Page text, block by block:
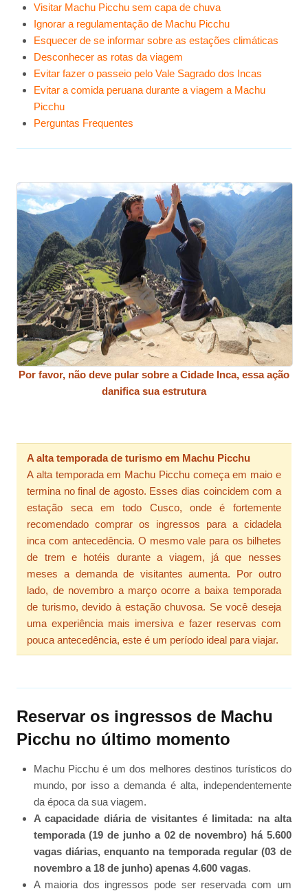
Visitar Machu Picchu sem capa de chuva
Ignorar a regulamentação de Machu Picchu
Esquecer de se informar sobre as estações climáticas
Desconhecer as rotas da viagem
Evitar fazer o passeio pelo Vale Sagrado dos Incas
Evitar a comida peruana durante a viagem a Machu
Picchu
Perguntas Frequentes
Por favor, não deve pular sobre a Cidade Inca, essa ação
danifica sua estrutura
A alta temporada de turismo em Machu Picchu
A alta temporada em Machu Picchu começa em maio e
termina no final de agosto. Esses dias coincidem com a
estação seca em todo Cusco, onde é fortemente
recomendado comprar os ingressos para a cidadela
inca com antecedência. O mesmo vale para os bilhetes
de trem e hotéis durante a viagem, já que nesses
meses a demanda de visitantes aumenta. Por outro
lado, de novembro a março ocorre a baixa temporada
de turismo, devido à estação chuvosa. Se você deseja
uma experiência mais imersiva e fazer reservas com
pouca antecedência, este é um período ideal para viajar.
Reservar os ingressos de Machu
Picchu no último momento
Machu Picchu é um dos melhores destinos turísticos do
mundo, por isso a demanda é alta, independentemente
da época da sua viagem.
A capacidade diária de visitantes é limitada: na alta
temporada (19 de junho a 02 de novembro) há 5.600
vagas diárias, enquanto na temporada regular (03 de
novembro a 18 de junho) apenas 4.600 vagas.
A maioria dos ingressos pode ser reservada com um